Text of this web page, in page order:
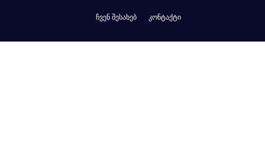
ჩვენ შესახებ კონტაქტი